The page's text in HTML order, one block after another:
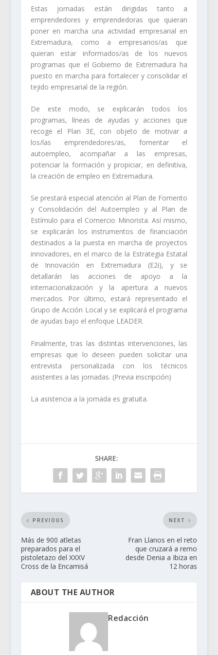
Estas jornadas están dirigidas tanto a
emprendedores y emprendedoras que quieran
poner en marcha una actividad empresarial en
Extremadura, como a empresarios/as que
quieran estar informados/as de los nuevos
programas que el Gobierno de Extremadura ha
puesto en marcha para fortalecer y consolidar el
tejido empresarial de la región.
De este modo, se explicarán todos los
programas, líneas de ayudas y acciones que
recoge el Plan 3E, con objeto de motivar a
los/las emprendedores/as, fomentar el
autoempleo, acompañar a las empresas,
potenciar la formación y propiciar, en definitiva,
la creación de empleo en Extremadura.
Se prestará especial atención al Plan de Fomento
y Consolidación del Autoempleo y al Plan de
Estímulo para el Comercio Minorista. Así mismo,
se explicarán los instrumentos de financiación
destinados a la puesta en marcha de proyectos
innovadores, en el marco de la Estrategia Estatal
de Innovación en Extremadura (E2i), y se
detallarán las acciones de apoyo a la
internacionalización y la apertura a nuevos
mercados. Por último, estará representado el
Grupo de Acción Local y se explicará el programa
de ayudas bajo el enfoque LEADER.
Finalmente, tras las distintas intervenciones, las
empresas que lo deseen pueden solicitar una
entrevista personalizada con los técnicos
asistentes a las jornadas. (Previa inscripción)
La asistencia a la jornada es gratuita.
SHARE:
PREVIOUS
Más de 900 atletas
preparados para el
pistoletazo del XXXV
Cross de la Encamisá
NEXT
Fran Llanos en el reto
que cruzará a remo
desde Denia a Ibiza en
12 horas
ABOUT THE AUTHOR
Redacción